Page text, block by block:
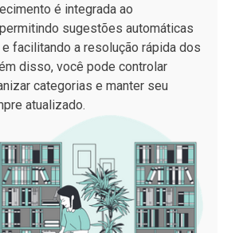
é integrada ao
sugestões automáticas
facilitando a resolução rápida dos
disso, você pode controlar
categorias e manter seu
atualizado.